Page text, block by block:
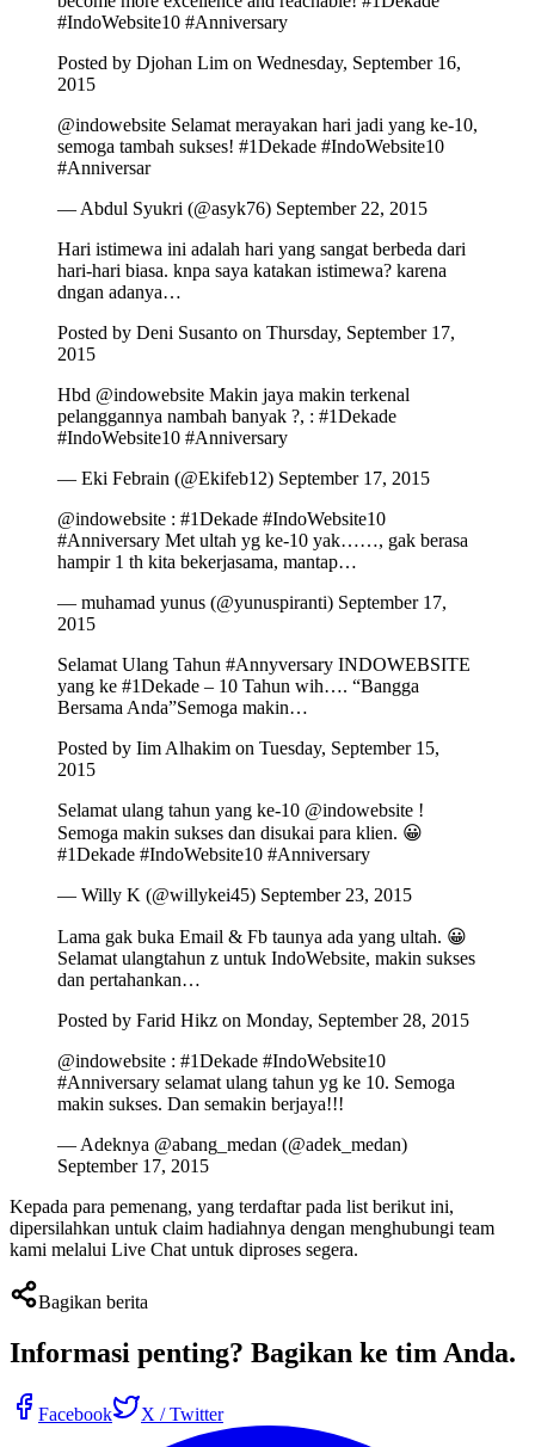
#IndoWebsite10 #Anniversary
Posted by Djohan Lim on Wednesday, September 16,
2015
@indowebsite Selamat merayakan hari jadi yang ke-10,
semoga tambah sukses! #1Dekade #IndoWebsite10
#Anniversar
— Abdul Syukri (@asyk76) September 22, 2015
Hari istimewa ini adalah hari yang sangat berbeda dari
hari-hari biasa. knpa saya katakan istimewa? karena
dngan adanya…
Posted by Deni Susanto on Thursday, September 17,
2015
Hbd @indowebsite Makin jaya makin terkenal
pelanggannya nambah banyak ?, : #1Dekade
#IndoWebsite10 #Anniversary
— Eki Febrain (@Ekifeb12) September 17, 2015
@indowebsite : #1Dekade #IndoWebsite10
#Anniversary Met ultah yg ke-10 yak……, gak berasa
hampir 1 th kita bekerjasama, mantap…
— muhamad yunus (@yunuspiranti) September 17,
2015
Selamat Ulang Tahun #Annyversary INDOWEBSITE
yang ke #1Dekade – 10 Tahun wih…. “Bangga
Bersama Anda”Semoga makin…
Posted by Iim Alhakim on Tuesday, September 15,
2015
Selamat ulang tahun yang ke-10 @indowebsite !
Semoga makin sukses dan disukai para klien. 😀
#1Dekade #IndoWebsite10 #Anniversary
— Willy K (@willykei45) September 23, 2015
Lama gak buka Email & Fb taunya ada yang ultah. 😀
Selamat ulangtahun z untuk IndoWebsite, makin sukses
dan pertahankan…
Posted by Farid Hikz on Monday, September 28, 2015
@indowebsite : #1Dekade #IndoWebsite10
#Anniversary selamat ulang tahun yg ke 10. Semoga
makin sukses. Dan semakin berjaya!!!
— Adeknya @abang_medan (@adek_medan)
September 17, 2015
Kepada para pemenang, yang terdaftar pada list berikut ini,
dipersilahkan untuk claim hadiahnya dengan menghubungi team
kami melalui Live Chat untuk diproses segera.
Bagikan berita
Informasi penting? Bagikan ke tim Anda.
Facebook X / Twitter